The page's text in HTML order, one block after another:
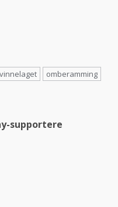
omberamming
supportere